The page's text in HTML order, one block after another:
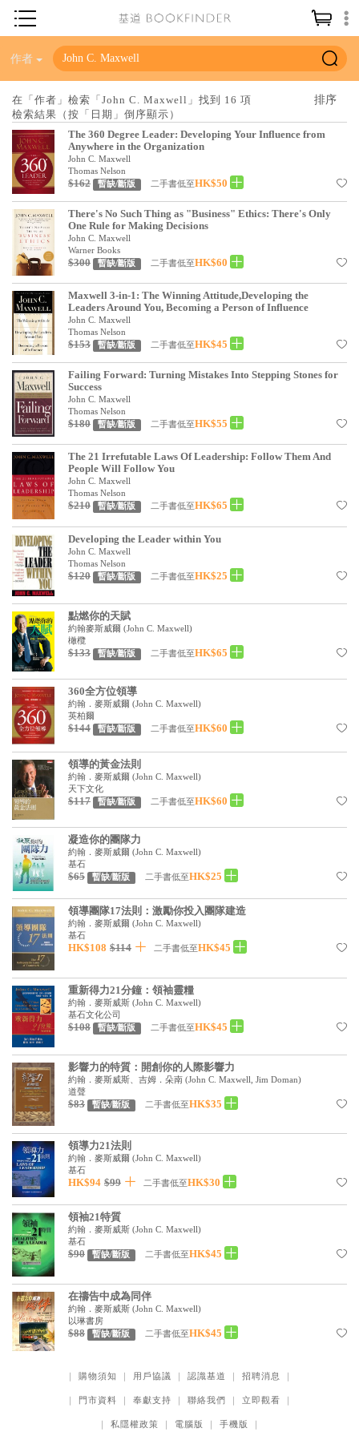
神學／教義
聖經
信仰入門
教會歷史
靈修／禱告
信徒生活
教會事工
分齡牧養
社會／倫理
哲學／宗教比較
見證／傳記
文藝／勵志
童書
精選影音
其他
得獎作品推介
暢銷榜
中文二手書
英文二手書
精選英文書
電子書
基道 Top 50
作者
在「作者」檢索「John C. Maxwell」找到 16 項
檢索結果（按「日期」倒序顯示）
The 360 Degree Leader: Developing Your Influence from
Anywhere in the Organization
John C. Maxwell
Thomas Nelson
$162 暫缺/斷版 二手書低至HK$50
There's No Such Thing as "Business" Ethics: There's Only
One Rule for Making Decisions
John C. Maxwell
Warner Books
$300 暫缺/斷版 二手書低至HK$60
Maxwell 3-in-1: The Winning Attitude,Developing the
Leaders Around You, Becoming a Person of Influence
John C. Maxwell
Thomas Nelson
$153 暫缺/斷版 二手書低至HK$45
Failing Forward: Turning Mistakes Into Stepping Stones for
Success
John C. Maxwell
Thomas Nelson
$180 暫缺/斷版 二手書低至HK$55
The 21 Irrefutable Laws Of Leadership: Follow Them And
People Will Follow You
John C. Maxwell
Thomas Nelson
$210 暫缺/斷版 二手書低至HK$65
Developing the Leader within You
John C. Maxwell
Thomas Nelson
$120 暫缺/斷版 二手書低至HK$25
點燃你的天賦
約翰麥斯威爾 (John C. Maxwell)
橄欖
$133 暫缺/斷版 二手書低至HK$65
360全方位領導
約翰．麥斯威爾 (John C. Maxwell)
英柏爾
$144 暫缺/斷版 二手書低至HK$60
領導的黃金法則
約翰．麥斯威爾 (John C. Maxwell)
天下文化
$117 暫缺/斷版 二手書低至HK$60
凝造你的團隊力
約翰．麥斯威爾 (John C. Maxwell)
基石
$65 暫缺/斷版 二手書低至HK$25
領導團隊17法則：激勵你投入團隊建造
約翰．麥斯威爾 (John C. Maxwell)
基石
HK$108 $114 二手書低至HK$45
重新得力21分鐘：領袖靈糧
約翰．麥斯威斯 (John C. Maxwell)
基石文化公司
$108 暫缺/斷版 二手書低至HK$45
影響力的特質：開創你的人際影響力
約翰．麥斯威斯、吉姆．朵南 (John C. Maxwell, Jim Doman)
道聲
$83 暫缺/斷版 二手書低至HK$35
領導力21法則
約翰．麥斯威爾 (John C. Maxwell)
基石
HK$94 $99 二手書低至HK$30
領袖21特質
約翰．麥斯威斯 (John C. Maxwell)
基石
$90 暫缺/斷版 二手書低至HK$45
在禱告中成為同伴
約翰．麥斯威斯 (John C. Maxwell)
以琳書房
$88 暫缺/斷版 二手書低至HK$45
｜ 購物須知 ｜ 用戶協議 ｜ 認識基道 ｜ 招聘消息 ｜
｜ 門市資料 ｜ 奉獻支持 ｜ 聯絡我們 ｜ 立即觀看 ｜
｜ 私隱權政策 ｜ 電腦版 ｜ 手機版 ｜